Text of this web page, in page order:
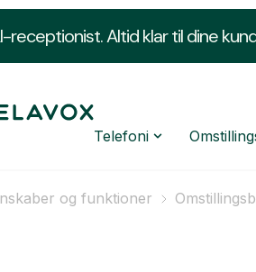
receptionist. Altid klar til dine
Telefoni
og funktioner